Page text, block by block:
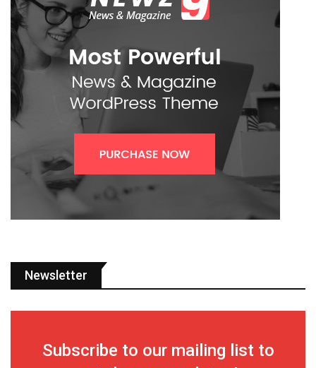
Newsletter
Subscribe to our mailing list to